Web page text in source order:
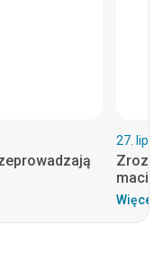
27.
Więcej